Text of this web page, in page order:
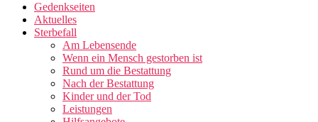
Gedenkseiten
Aktuelles
Sterbefall
Am Lebensende
Wenn ein Mensch gestorben ist
Rund um die Bestattung
Nach der Bestattung
Kinder und der Tod
Leistungen